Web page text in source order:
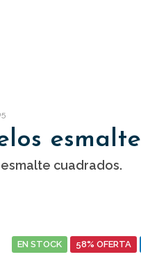
esmalte
cuadrados.
EN STOCK 58% OFERTA